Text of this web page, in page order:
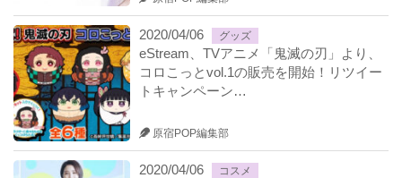
2020/04/06 グッズ
eStream、TVアニメ「鬼滅の刃」より、
コロこっとvol.1の販売を開始！リツイー
トキャンペーン…
原宿POP編集部
2020/04/06 コスメ